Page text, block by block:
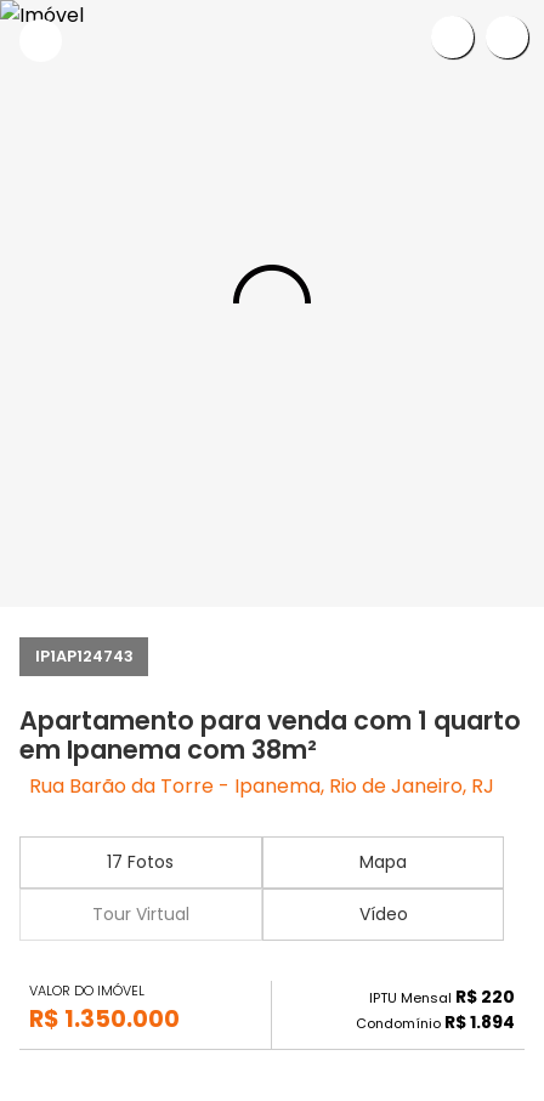
IP1AP124743
Apartamento para venda com 1 quarto
em Ipanema com 38m²
Rua Barão da Torre - Ipanema, Rio de Janeiro, RJ
17 Fotos Mapa
Tour Virtual Vídeo
VALOR DO IMÓVEL
R$ 1.350.000
IPTU Mensal R$ 220
Condomínio R$ 1.894